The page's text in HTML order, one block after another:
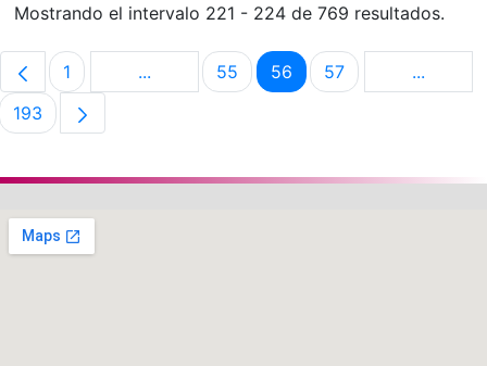
Mostrando el intervalo 221 - 224 de 769 resultados.
Página
1 ...Páginas intermedias Use TAB para
Página
55 Página
56 Página
57 ...
Página
193